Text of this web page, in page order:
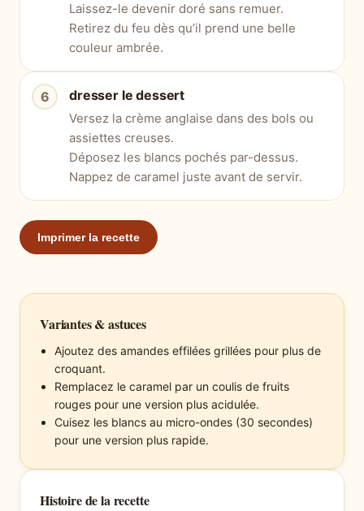
Laissez-le devenir doré sans remuer.
Retirez du feu dès qu’il prend une belle
couleur ambrée.
dresser le dessert
Versez la crème anglaise dans des bols ou
assiettes creuses.
Déposez les blancs pochés par-dessus.
Nappez de caramel juste avant de servir.
Imprimer la recette
Variantes & astuces
Ajoutez des amandes effilées grillées pour plus de
croquant.
Remplacez le caramel par un coulis de fruits
rouges pour une version plus acidulée.
Cuisez les blancs au micro-ondes (30 secondes)
pour une version plus rapide.
Histoire de la recette